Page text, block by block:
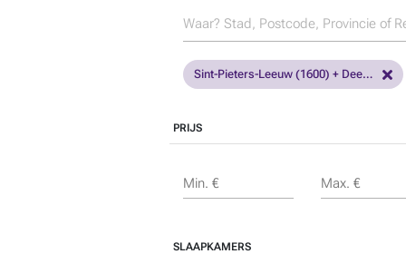
Sint-Pieters-Leeuw (1600) + Deelgemeenten
PRIJS
Min. € Max. €
SLAAPKAMERS